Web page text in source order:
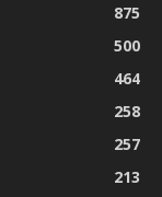
875
500
464
258
257
213